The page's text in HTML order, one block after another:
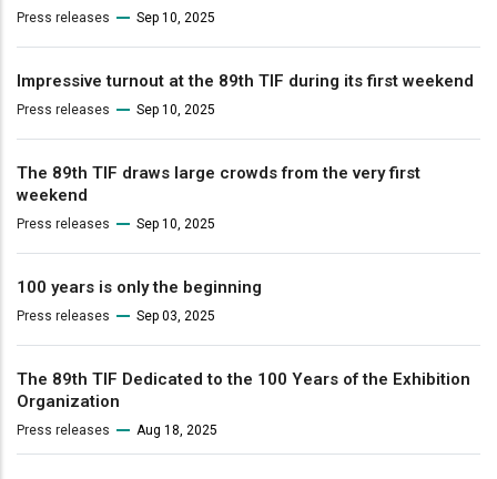
Press releases Sep 10, 2025
Impressive turnout at the 89th TIF during its first weekend
Press releases Sep 10, 2025
The 89th TIF draws large crowds from the very first
weekend
Press releases Sep 10, 2025
100 years is only the beginning
Press releases Sep 03, 2025
The 89th TIF Dedicated to the 100 Years of the Exhibition
Organization
Press releases Aug 18, 2025